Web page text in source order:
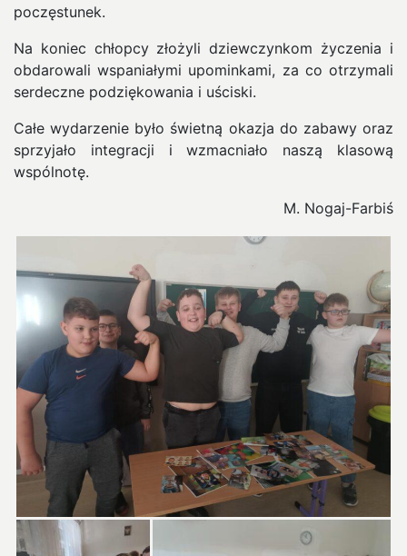
poczęstunek.
Na koniec chłopcy złożyli dziewczynkom życzenia i
obdarowali wspaniałymi upominkami, za co otrzymali
serdeczne podziękowania i uściski.
Całe wydarzenie było świetną okazja do zabawy oraz
sprzyjało integracji i wzmacniało naszą klasową
wspólnotę.
M. Nogaj-Farbiś